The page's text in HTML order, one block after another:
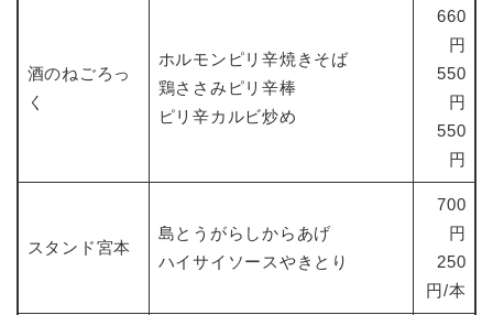
酒のねごろっ
く
ホルモンピリ辛焼きそば
鶏ささみピリ辛棒
ピリ辛カルビ炒め
660
円
550
円
550
円
スタンド宮本
島とうがらしからあげ
ハイサイソースやきとり
700
円
250
円/本